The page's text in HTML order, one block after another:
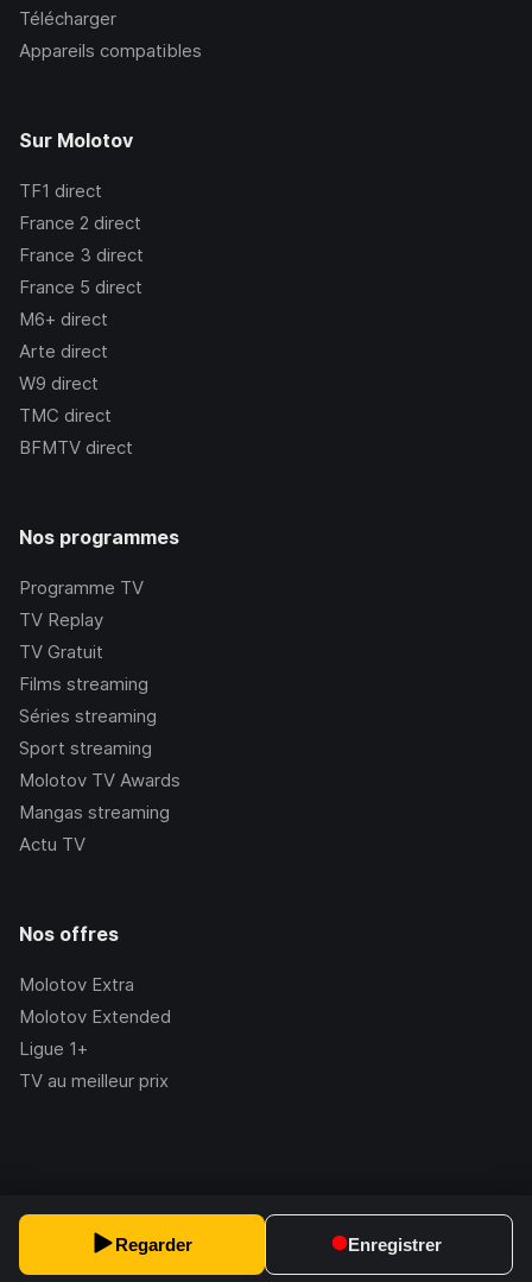
Regarder Enregistrer
Télécharger
Appareils compatibles
Sur Molotov
TF1 direct
France 2 direct
France 3 direct
France 5 direct
M6+ direct
Arte direct
W9 direct
TMC direct
BFMTV direct
Nos programmes
Programme TV
TV Replay
TV Gratuit
Films streaming
Séries streaming
Sport streaming
Molotov TV Awards
Mangas streaming
Actu TV
Nos offres
Molotov Extra
Molotov Extended
Ligue 1+
TV au meilleur prix
2.228.1